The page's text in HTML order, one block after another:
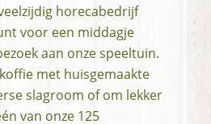
horecabedrijf
voor een middagje
aan onze speeltuin.
met huisgemaakte
slagroom of om lekker
van onze 125